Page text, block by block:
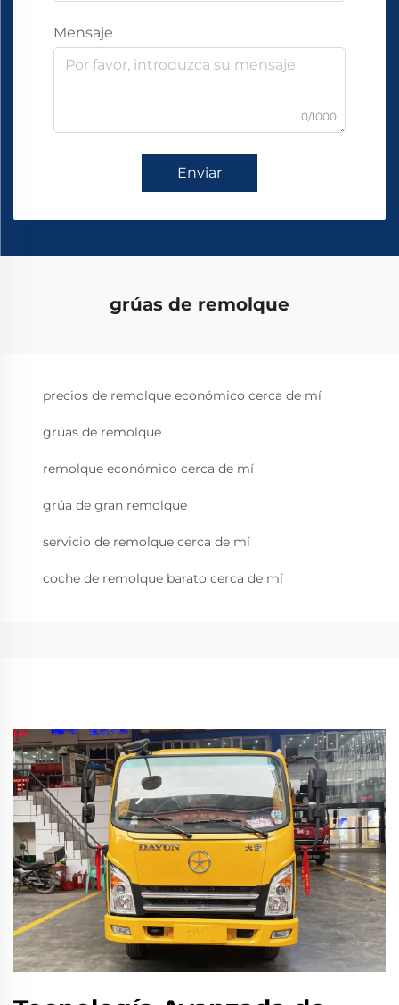
Mensaje
0/1000
Enviar
grúas de remolque
precios de remolque económico cerca de mí
grúas de remolque
remolque económico cerca de mí
grúa de gran remolque
servicio de remolque cerca de mí
coche de remolque barato cerca de mí